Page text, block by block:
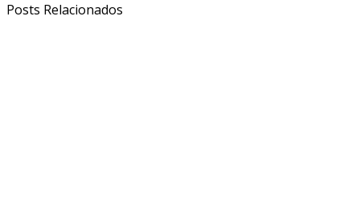
Posts Relacionados